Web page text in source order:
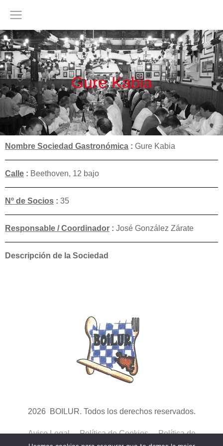
Gure Kabia
Nombre Sociedad Gastronómica : Gure Kabia
Calle : Beethoven, 12 bajo
Nº de Socios : 35
Responsable / Coordinador : José González Zárate
Descripción de la Sociedad
2026 BOILUR. Todos los derechos reservados.
Aviso Legal Política de Cookies
Política de